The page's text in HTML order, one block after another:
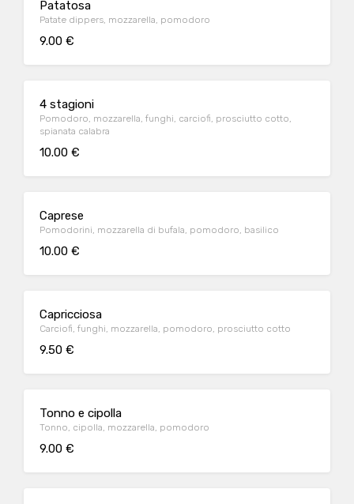
Patatosa
Patate dippers, mozzarella, pomodoro
9.00 €
4 stagioni
Pomodoro, mozzarella, funghi, carciofi, prosciutto cotto,
spianata calabra
10.00 €
Caprese
Pomodorini, mozzarella di bufala, pomodoro, basilico
10.00 €
Capricciosa
Carciofi, funghi, mozzarella, pomodoro, prosciutto cotto
9.50 €
Tonno e cipolla
Tonno, cipolla, mozzarella, pomodoro
9.00 €